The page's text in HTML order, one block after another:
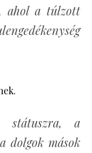
ahol a túlzott
státuszra, a
dolgok mások